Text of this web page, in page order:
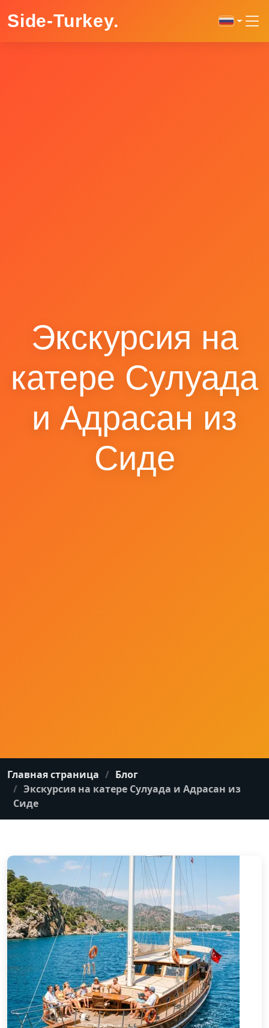
Side-Turkey.
Экскурсия на
катере Сулуада
и Адрасан из
Сиде
Главная страница
Блог
Экскурсия на катере Сулуада и Адрасан из
Сиде